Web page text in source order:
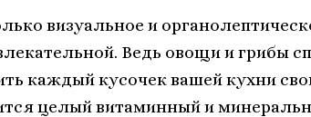
визуальное и
Ведь овощи и грибы
каждый кусочек вашей кухни
целый витаминный и